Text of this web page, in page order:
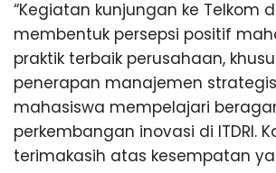
“Kegiatan kunjungan ke Telkom
membentuk persepsi positif
praktik terbaik perusahaan,
penerapan manajemen
mahasiswa mempelajari
perkembangan inovasi di ITDRI.
terimakasih atas kesempatan